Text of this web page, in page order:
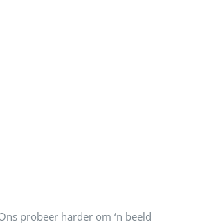
probeer harder om ‘n beeld